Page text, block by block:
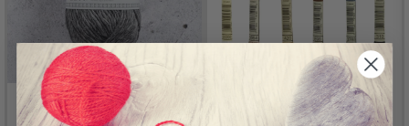
DMC MOULINÉ